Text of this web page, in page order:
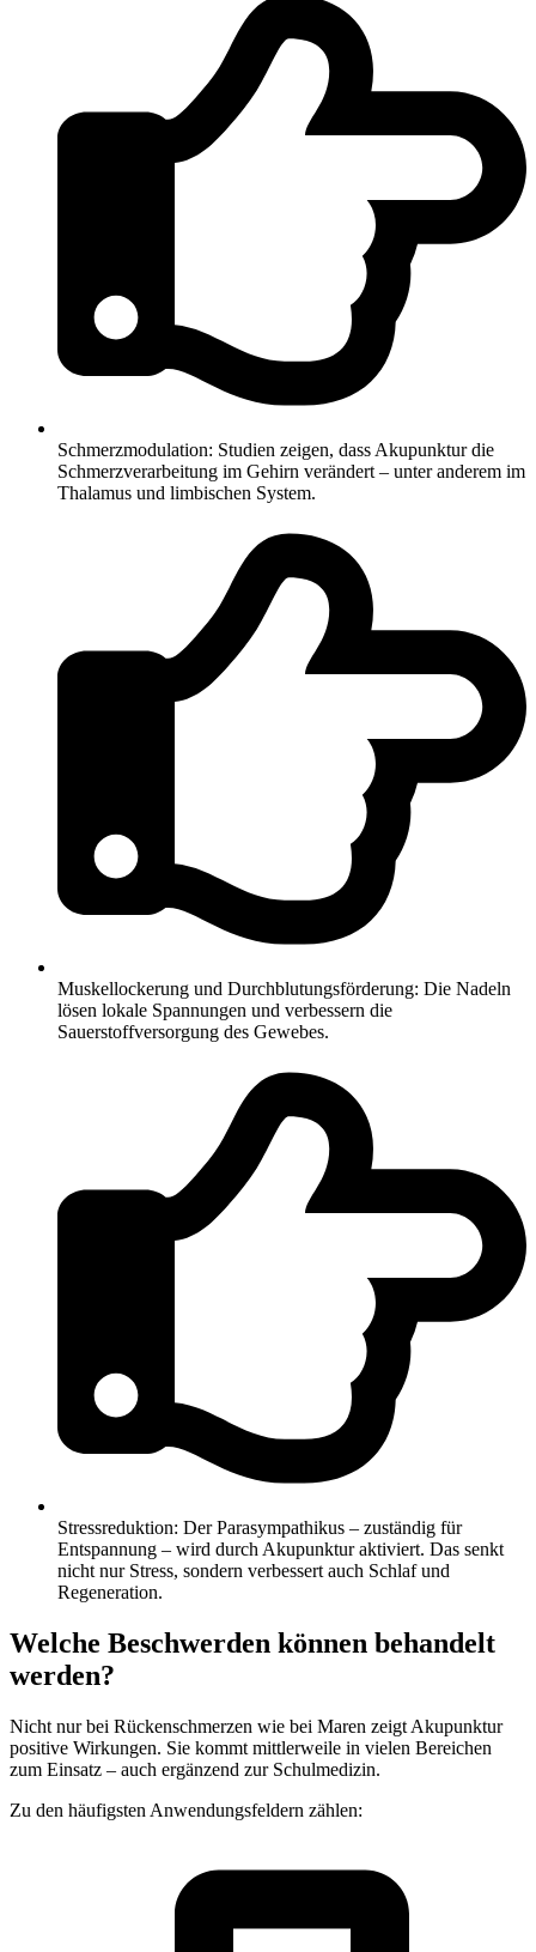
Schmerzmodulation: Studien zeigen, dass Akupunktur die
Schmerzverarbeitung im Gehirn verändert – unter anderem im
Thalamus und limbischen System.
Muskellockerung und Durchblutungsförderung: Die Nadeln
lösen lokale Spannungen und verbessern die
Sauerstoffversorgung des Gewebes.
Stressreduktion: Der Parasympathikus – zuständig für
Entspannung – wird durch Akupunktur aktiviert. Das senkt
nicht nur Stress, sondern verbessert auch Schlaf und
Regeneration.
Welche Beschwerden können behandelt
werden?
Nicht nur bei Rückenschmerzen wie bei Maren zeigt Akupunktur
positive Wirkungen. Sie kommt mittlerweile in vielen Bereichen
zum Einsatz – auch ergänzend zur Schulmedizin.
Zu den häufigsten Anwendungsfeldern zählen: